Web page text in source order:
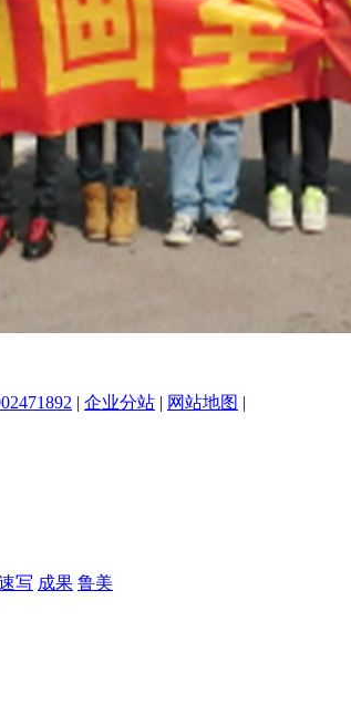
| 企业分站 | 网站地图 |
写 成果 鲁美